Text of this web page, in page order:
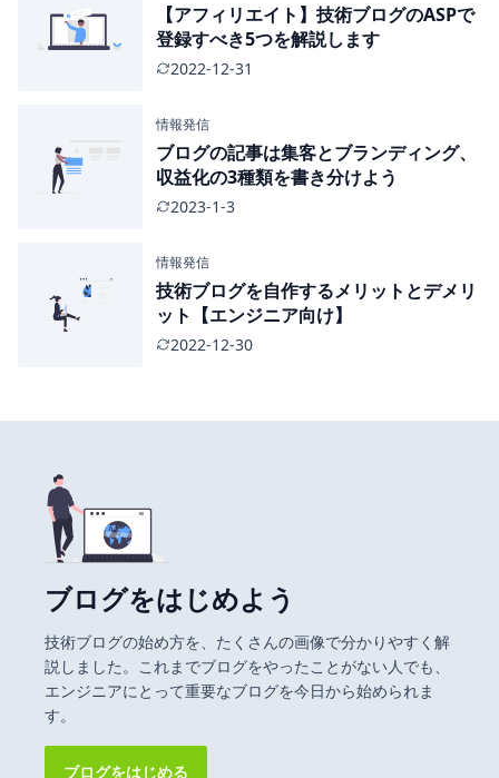
【アフィリエイト】技術ブログのASPで
登録すべき5つを解説します
2022-12-31
情報発信
ブログの記事は集客とブランディング、
収益化の3種類を書き分けよう
2023-1-3
情報発信
技術ブログを自作するメリットとデメリ
ット【エンジニア向け】
2022-12-30
ブログをはじめよう
技術ブログの始め方を、たくさんの画像で分かりやすく解
説しました。これまでブログをやったことがない人でも、
エンジニアにとって重要なブログを今日から始められま
す。
ブログをはじめる